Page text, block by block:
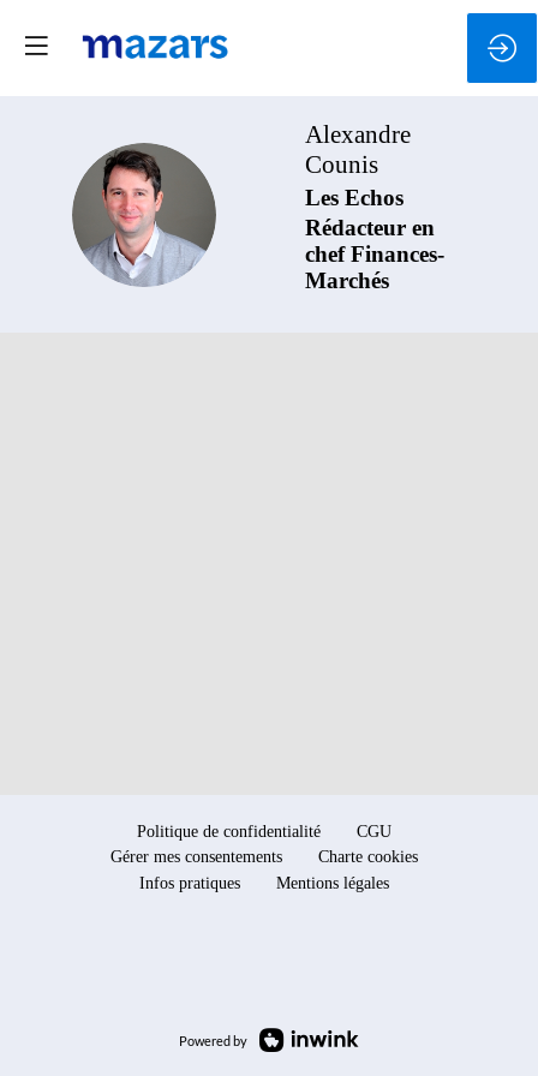
AC
Alexandre
Counis
Les Echos
Rédacteur en
chef Finances-
Marchés
Politique de confidentialité
CGU
Gérer mes consentements
Charte cookies
Infos pratiques
Mentions légales
Powered by